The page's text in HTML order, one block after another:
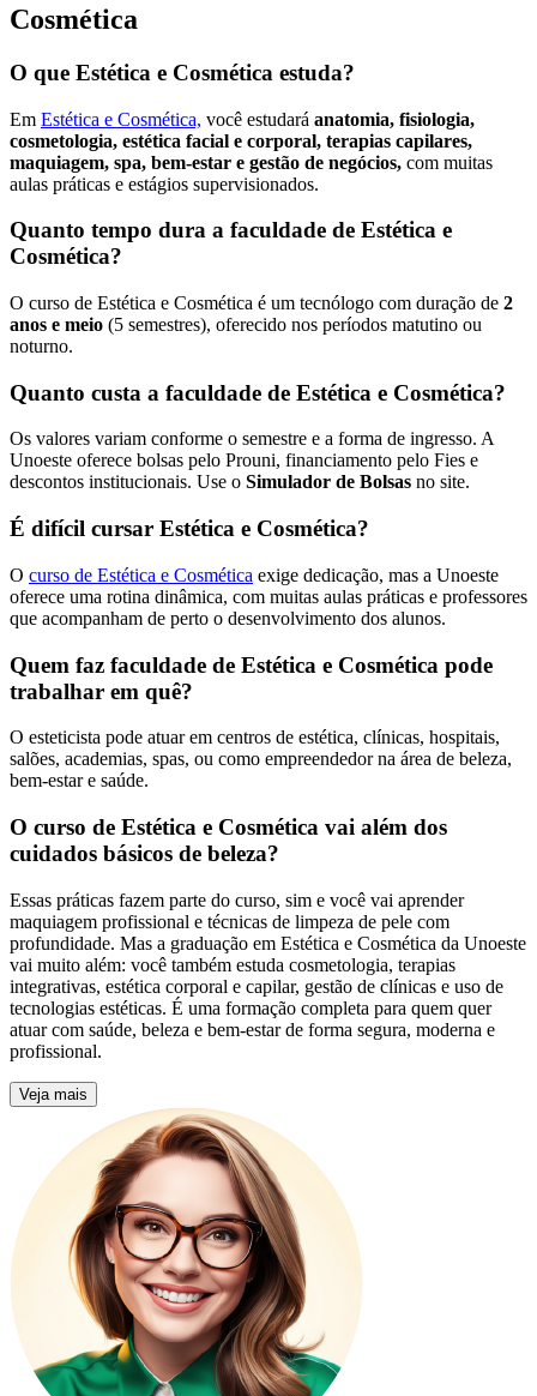
Cosmética
O que Estética e Cosmética estuda?
Em Estética e Cosmética, você estudará anatomia, fisiologia,
cosmetologia, estética facial e corporal, terapias capilares,
maquiagem, spa, bem-estar e gestão de negócios, com muitas
aulas práticas e estágios supervisionados.
Quanto tempo dura a faculdade de Estética e
Cosmética?
O curso de Estética e Cosmética é um tecnólogo com duração de 2
anos e meio (5 semestres), oferecido nos períodos matutino ou
noturno.
Quanto custa a faculdade de Estética e Cosmética?
Os valores variam conforme o semestre e a forma de ingresso. A
Unoeste oferece bolsas pelo Prouni, financiamento pelo Fies e
descontos institucionais. Use o Simulador de Bolsas no site.
É difícil cursar Estética e Cosmética?
O curso de Estética e Cosmética exige dedicação, mas a Unoeste
oferece uma rotina dinâmica, com muitas aulas práticas e professores
que acompanham de perto o desenvolvimento dos alunos.
Quem faz faculdade de Estética e Cosmética pode
trabalhar em quê?
O esteticista pode atuar em centros de estética, clínicas, hospitais,
salões, academias, spas, ou como empreendedor na área de beleza,
bem-estar e saúde.
O curso de Estética e Cosmética vai além dos
cuidados básicos de beleza?
Essas práticas fazem parte do curso, sim e você vai aprender
maquiagem profissional e técnicas de limpeza de pele com
profundidade. Mas a graduação em Estética e Cosmética da Unoeste
vai muito além: você também estuda cosmetologia, terapias
integrativas, estética corporal e capilar, gestão de clínicas e uso de
tecnologias estéticas. É uma formação completa para quem quer
atuar com saúde, beleza e bem-estar de forma segura, moderna e
profissional.
Veja mais